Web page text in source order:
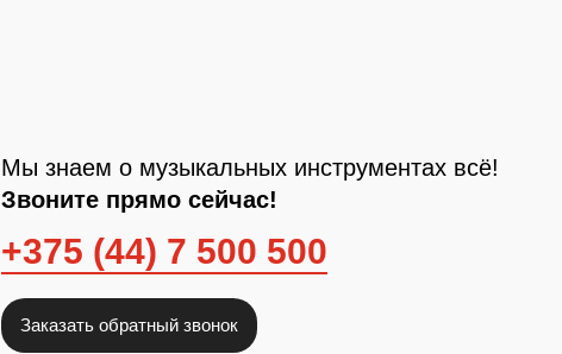
Мы знаем о музыкальных инструментах всё!
Звоните прямо сейчас!
+375 (44) 7 500 500
Заказать обратный звонок